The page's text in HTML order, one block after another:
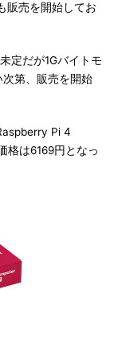
販売を開始してお
定だが1Gバイトモ
第、販売を開始
Pi 4
格は6169円となっ